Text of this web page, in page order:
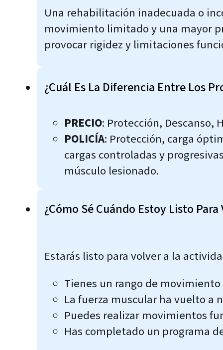
Una rehabilitación inadecuada o
movimiento limitado y una mayor
provocar rigidez y limitaciones
¿Cuál Es La Diferencia Entre Los
PRECIO: Protección, Descanso,
POLICÍA: Protección, carga
cargas controladas y
músculo lesionado.
¿Cómo Sé Cuándo Estoy Listo
Estarás listo para volver a la
Tienes un rango de
La fuerza muscular ha vuelto a
Puedes realizar movimientos
Has completado un programa